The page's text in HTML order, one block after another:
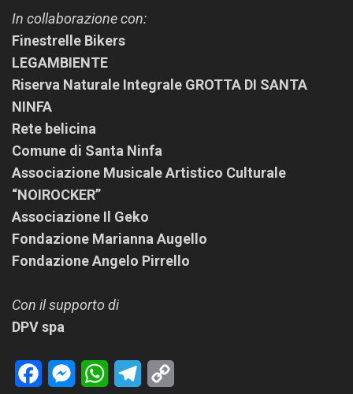
In collaborazione con:
Finestrelle Bikers
LEGAMBIENTE
Riserva Naturale Integrale GROTTA DI SANTA
NINFA
Rete belicina
Comune di Santa Ninfa
Associazione Musicale Artistico Culturale
“NOIROCKER”
Associazione Il Geko
Fondazione Marianna Augello
Fondazione Angelo Pirrello
Con il supporto di
DPV spa
FacebookMessengerWhatsAppTelegram